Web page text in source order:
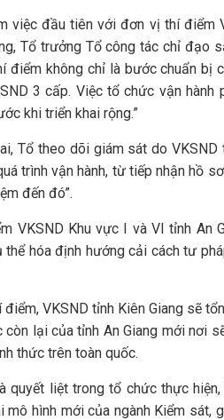
việc đầu tiên với đơn vị thí điểm
Tổ trưởng Tổ công tác chỉ đạo
điểm không chỉ là bước chuẩn
3 cấp. Việc tổ chức vận
khi triển khai rộng.”
Tổ theo dõi giám sát do
trình vận hành, từ tiếp nhận hồ
đến đó”.
VKSND Khu vực I và VI tỉnh
hóa định hướng cải cách tư
VKSND tỉnh Kiên Giang sẽ
còn lại của tỉnh An Giang mới nơi
thức trên toàn quốc.
quyết liệt trong tổ chức thực
mô hình mới của ngành Kiểm sát,